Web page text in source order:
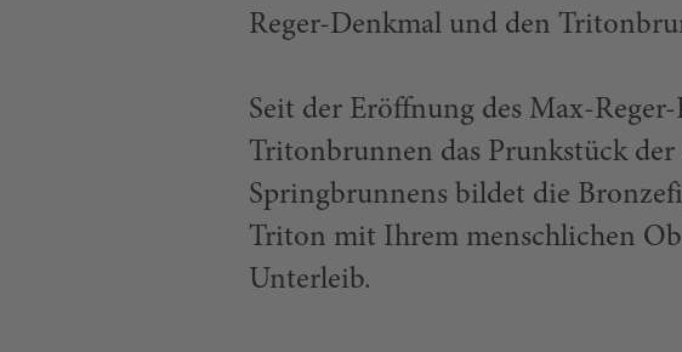
Reger-Denkmal und den
Seit der Eröffnung des Max-
Tritonbrunnen das Prunkstück
Springbrunnens bildet die
Triton mit Ihrem menschlichen
Unterleib.